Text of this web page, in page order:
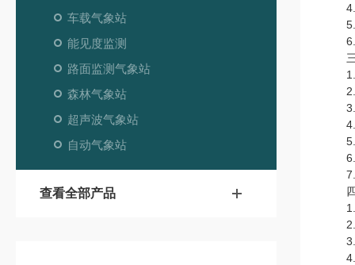
车载气象站
能见度监测
路面监测气象站
森林气象站
超声波气象站
自动气象站
查看全部产品
4.压
5.
6.太
三
1.能
2.风
3.风
4.空
5.空
6.大
7.压
四
2.
3.支
4.云